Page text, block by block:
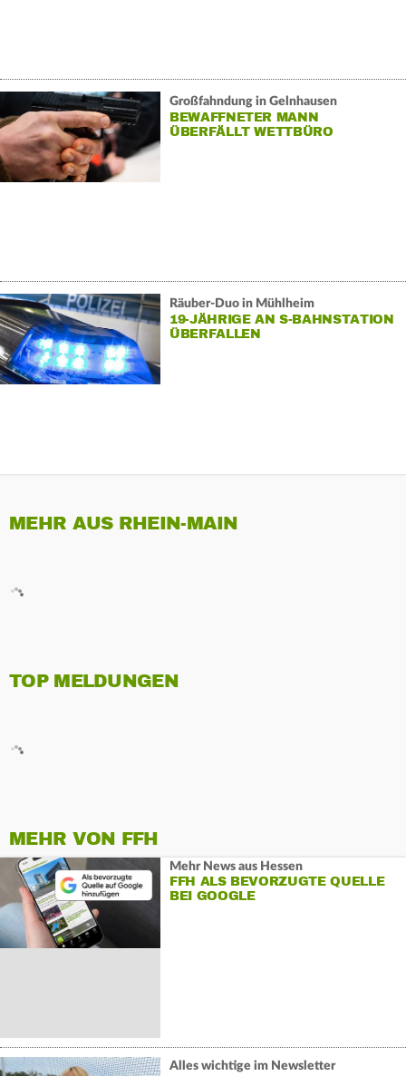
Großfahndung in Gelnhausen
BEWAFFNETER MANN
ÜBERFÄLLT WETTBÜRO
Räuber-Duo in Mühlheim
19-JÄHRIGE AN S-BAHNSTATION
ÜBERFALLEN
MEHR AUS RHEIN-MAIN
TOP MELDUNGEN
MEHR VON FFH
Mehr News aus Hessen
FFH ALS BEVORZUGTE QUELLE
BEI GOOGLE
Alles wichtige im Newsletter